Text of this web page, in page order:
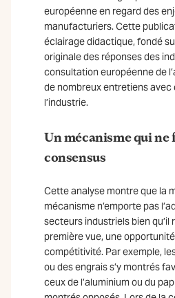
européenne en regard des
manufacturiers. Cette
éclairage didactique, fondé
originale des réponses des
consultation européenne de
de nombreux entretiens avec
l’industrie.
Un mécanisme qui ne
consensus
Cette analyse montre que la
mécanisme n’emporte pas
secteurs industriels bien qu’il
première vue, une
compétitivité. Par exemple,
ou des engrais s’y montrés
ceux de l’aluminium ou du